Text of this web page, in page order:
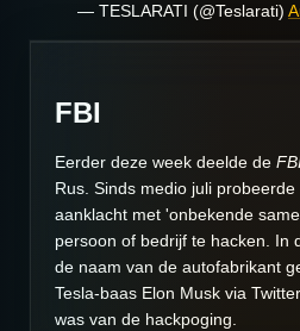
— TESLARATI (@Teslarati)
FBI
Eerder deze week deelde de
Rus. Sinds medio juli
aanklacht met 'onbekende
persoon of bedrijf te hacken. In
de naam van de autofabrikant
Tesla-baas Elon Musk via Twitter
was van de hackpoging.